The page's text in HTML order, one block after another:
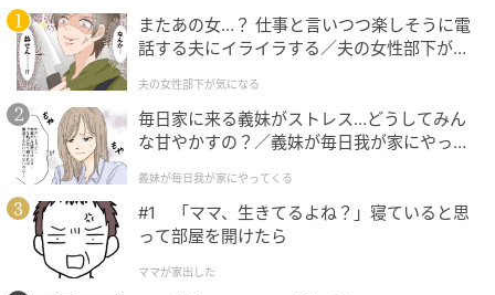
もできなかった。
やがて、足の指先からじわりと感覚が戻ってきた。
腕も、肩も。ゆっくりと体が自分のものになってい
く。全身に力が入るようになるまで、じっと待ち続け
た。
勢いよく跳ね起きて部屋を見渡すと、影はどこにも見
当たらなかった。
またあの女…？ 仕事と言いつつ楽しそうに電
話する夫にイライラする／夫の女性部下が気
夫の女性部下が気になる
毎日家に来る義妹がストレス…どうしてみん
な甘やかすの？／義妹が毎日我が家にやって
が】
義妹が毎日我が家にやってくる
#1 「ママ、生きてるよね？」寝ていると思
って部屋を開けたら
ママが家出した